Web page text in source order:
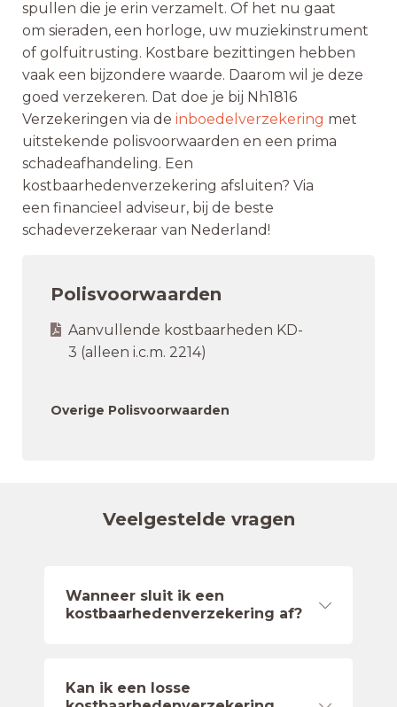
spullen die je erin verzamelt. Of het nu gaat
om sieraden, een horloge, uw muziekinstrument
of golfuitrusting. Kostbare bezittingen hebben
vaak een bijzondere waarde. Daarom wil je deze
goed verzekeren. Dat doe je bij Nh1816
Verzekeringen via de inboedelverzekering met
uitstekende polisvoorwaarden en een prima
schadeafhandeling. Een
kostbaarhedenverzekering afsluiten? Via
een financieel adviseur, bij de beste
schadeverzekeraar van Nederland!
Polisvoorwaarden
Aanvullende kostbaarheden KD-
3 (alleen i.c.m. 2214)
Overige Polisvoorwaarden
Veelgestelde vragen
Wanneer sluit ik een
kostbaarhedenverzekering af?
Kan ik een losse